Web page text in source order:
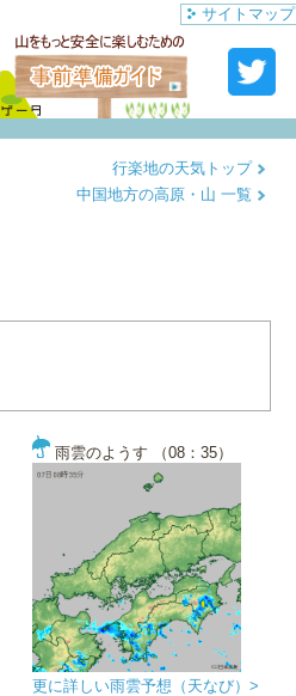
サイトマップ
行楽地の天気トップ
中国地方の高原・山 一覧
雨雲のようす （08：35）
更に詳しい雨雲予想（天なび）>